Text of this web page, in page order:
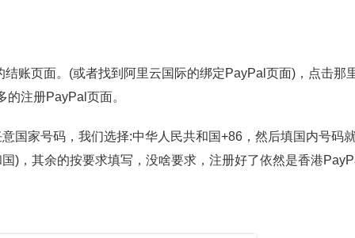
账页面。(或者找到阿里云国际的绑定PayPal页面)，点击那
注册PayPal页面。
国家号码，我们选择:中华人民共和国+86，然后填国内号码
)，其余的按要求填写，没啥要求，注册好了依然是香港